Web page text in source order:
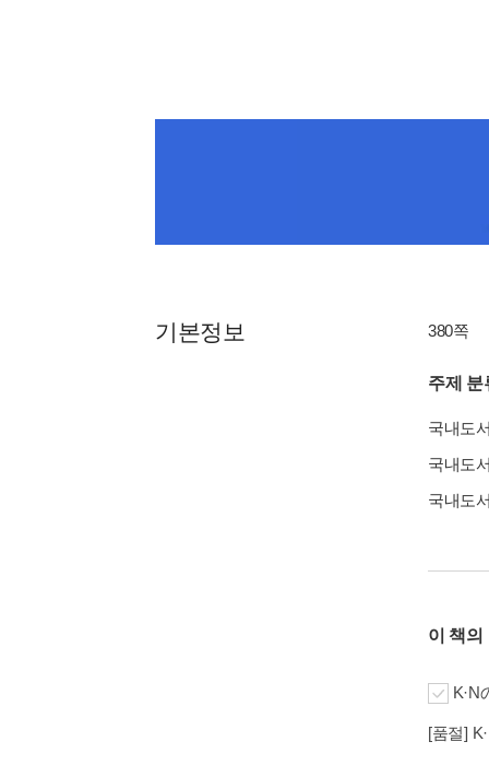
기본정보 380쪽
주제 분
국내도
국내도
국내도
이 책의
K·N
[품절]